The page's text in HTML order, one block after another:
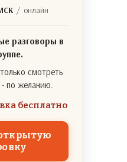
/ онлайн
разговоры в
смотреть
- по желанию.
бесплатно